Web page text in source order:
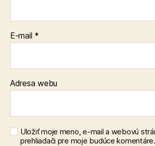
E-mail *
Adresa webu
Uložiť moje meno, e-mail a webovú
prehliadači pre moje budúce komentáre.